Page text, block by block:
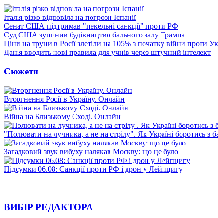
Італія різко відповіла на погрози Іспанії
Сенат США підтримав "пекельні санкції" проти РФ
Суд США зупинив будівництво бального залу Трампа
Ціни на труни в Росії злетіли на 105% з початку війни проти
Данія вводить нові правила для учнів через штучний інтелект
Сюжети
Вторгнення Росії в Україну. Онлайн
Війна на Близькому Сході. Онлайн
"Полювати на лучника, а не на стрілу". Як Україні боротись з
Загадковий звук вибуху налякав Москву: що це було
Підсумки 06.08: Санкції проти РФ і дрон у Лейпцигу
ВИБІР РЕДАКТОРА